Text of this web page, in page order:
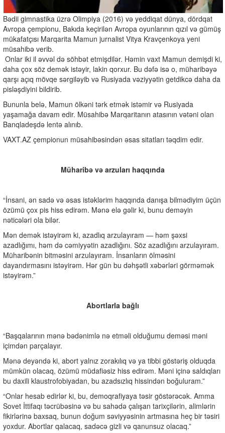
Bədii gimnastika üzrə Olimpiya (2016) və yeddiqat dünya, dördqat
Avropa çempionu, Bakıda keçirilən Avropa oyunlarının qızıl və gümüş
mükafatçısı Marqarita Mamun jurnalist Vitya Kravçenkoya yeni
müsahibə verib.
Onlar iki il əvvəl də söhbət etmişdilər. Həmin vaxt Mamun demişdi ki,
daha çox söz demək istəyir, lakin qorxur. Bu dəfə isə o, müharibəyə
qarşı açıq mövqe sərgiləyib və Rusiyada vəziyyətin getdikcə daha da
pisləşdiyini bildirib.
Bununla belə, Mamun ölkəni tərk etmək istəmir və Rusiyada
yaşamağa davam edir. Müsahibə Marqaritanın atasının vətəni olan
Banqladeşdə lentə alınıb.
VAXT.AZ çempionun müsahibəsindən əsas sitatları təqdim edir.
Müharibə və arzuları haqqında
“İnsani, ən sadə və əsas istəklərim haqqında danışa bilmədiyim üçün
özümü çox pis hiss edirəm. Mənə elə gəlir ki, bunu deməyin
nəticələri ola bilər.
Mən demək istəyirəm ki, azadlıq arzulayıram — həm şəxsi
azadlığımı, həm də cəmiyyətin azadlığını. Söz azadlığını arzulayıram.
Müharibənin bitməsini arzulayıram. İnsanların ölməsini
dayandırmasını istəyirəm. Hər gün bu dəhşətli xəbərləri görməmək
istəyirəm.”
Abortlarla bağlı
“Başqalarının mənə bədənimlə nə etməli olduğumu deməsi məni
içimdən parçalayır.
Mənə deyəndə ki, abort yalnız zorakılıq və ya tibbi göstəriş olduqda
mümkün olacaq, özümü müdafiəsiz hiss edirəm. Məni içinə saldıqları
bu daxili klaustrofobiyadan, bu azadsızlıq hissindən boğuluram.”
“Onlar hesab edirlər ki, bu, demoqrafiyaya təsir göstərəcək. Amma
Sovet İttifaqı təcrübəsinə və bu sahədə çalışan tarixçilərin, alimlərin
fikirlərinə baxsaq, bunun doğum səviyyəsinin artmasına heç bir təsiri
yoxdur. Abortlar qalacaq, sadəcə gizli və qanunsuz olacaq.”